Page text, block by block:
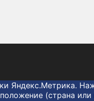
Яндекс.Метрика.
(страна